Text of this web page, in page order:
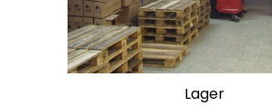
Lager